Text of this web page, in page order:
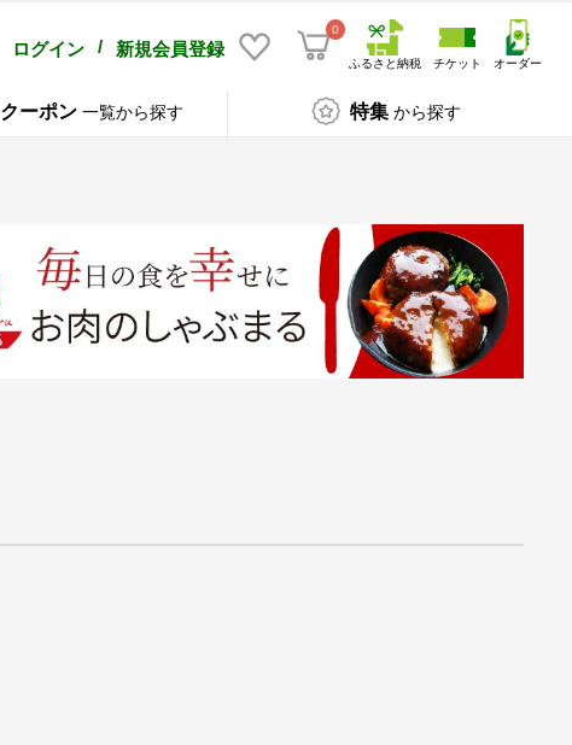
ログイン / 新規会員登録
0
ふるさと納税 チケット オーダー
クーポン 一覧から探す 特集 から探す